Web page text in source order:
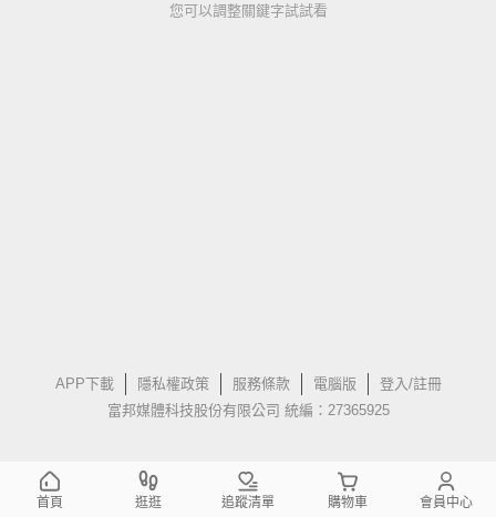
您可以調整關鍵字試試看
APP下載 隱私權政策 服務條款 電腦版
登入/註冊
富邦媒體科技股份有限公司 統編：27365925
首頁 逛逛 追蹤清單 購物車 會員中心